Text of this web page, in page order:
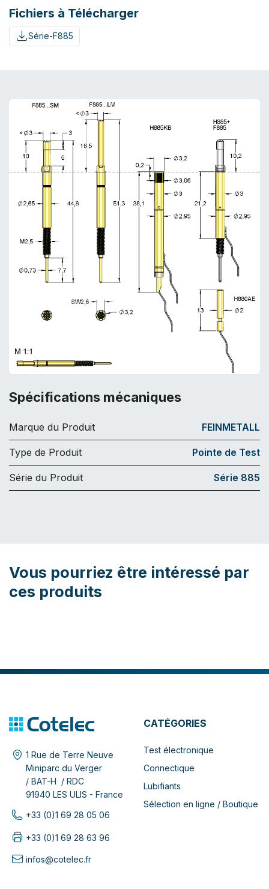
Fichiers à Télécharger
Série-F885
Spécifications mécaniques
Marque du Produit FEINMETALL
Type de Produit Pointe de Test
Série du Produit Série 885
Vous pourriez être intéressé par
ces produits
1 Rue de Terre Neuve
Miniparc du Verger
/ BAT-H / RDC
91940 LES ULIS - France
+33 (0)1 69 28 05 06
+33 (0)1 69 28 63 96
infos@cotelec.fr
CATÉGORIES
Test électronique
Connectique
Lubifiants
Sélection en ligne / Boutique